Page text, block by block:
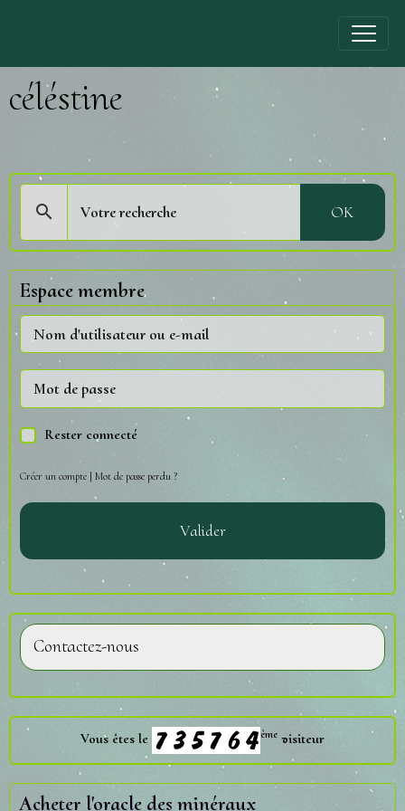
céléstine
OK
Espace membre
Rester connecté
Créer un compte | Mot de passe perdu ?
Valider
Contactez-nous
Vous êtes le ème visiteur
Acheter l'oracle des minéraux